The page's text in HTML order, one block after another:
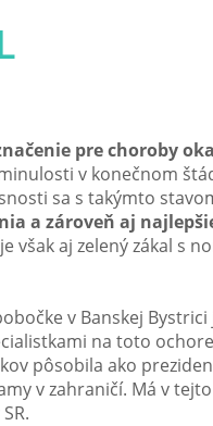
pre choroby
v konečnom
sa s takýmto
a zároveň aj
však aj zelený zákal s
v Banskej Bystrici
na toto
pôsobila ako
v zahraničí. Má v